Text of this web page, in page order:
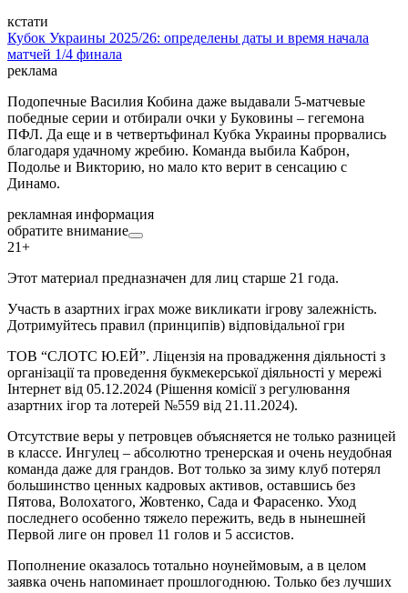
кстати
Кубок Украины 2025/26: определены даты и время начала
матчей 1/4 финала
реклама
Подопечные Василия Кобина даже выдавали 5-матчевые
победные серии и отбирали очки у Буковины – гегемона
ПФЛ. Да еще и в четвертьфинал Кубка Украины прорвались
благодаря удачному жребию. Команда выбила Каброн,
Подолье и Викторию, но мало кто верит в сенсацию с
Динамо.
рекламная информация
обратите внимание
21+
Этот материал предназначен для лиц старше 21 года.
Участь в азартних іграх може викликати ігрову залежність.
Дотримуйтесь правил (принципів) відповідальної гри
ТОВ “СЛОТС Ю.ЕЙ”. Ліцензія на провадження діяльності з
організації та проведення букмекерської діяльності у мережі
Інтернет від 05.12.2024 (Рішення комісії з регулювання
азартних ігор та лотерей №559 від 21.11.2024).
Отсутствие веры у петровцев объясняется не только разницей
в классе. Ингулец – абсолютно тренерская и очень неудобная
команда даже для грандов. Вот только за зиму клуб потерял
большинство ценных кадровых активов, оставшись без
Пятова, Волохатого, Жовтенко, Сада и Фарасенко. Уход
последнего особенно тяжело пережить, ведь в нынешней
Первой лиге он провел 11 голов и 5 ассистов.
Пополнение оказалось тотально ноунеймовым, а в целом
заявка очень напоминает прошлогоднюю. Только без лучших